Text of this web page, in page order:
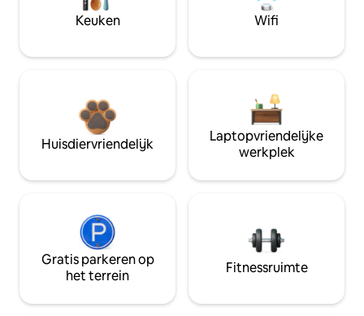
Keuken Wifi
Huisdiervriendelijk
Laptopvriendelijke
werkplek
Gratis parkeren op
het terrein
Fitnessruimte